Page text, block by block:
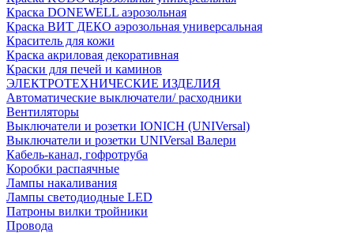
Краска DONEWELL аэрозольная
Краска ВИТ ДЕКО аэрозольная универсальная
Краситель для кожи
Краска акриловая декоративная
Краски для печей и каминов
ЭЛЕКТРОТЕХНИЧЕСКИЕ ИЗДЕЛИЯ
Автоматические выключатели/ расходники
Вентиляторы
Выключатели и розетки IONICH (UNIVersal)
Выключатели и розетки UNIVersal Валери
Кабель-канал, гофротруба
Коробки распаячные
Лампы накаливания
Лампы светодиодные LED
Патроны вилки тройники
Провода